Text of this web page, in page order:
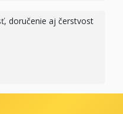
doručenie aj čerstvost